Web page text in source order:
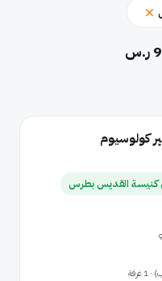
كولوسيوم